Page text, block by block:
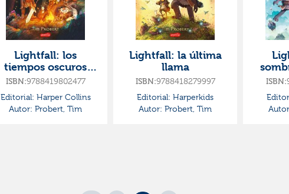
Lightfall: los
tiempos oscuros
(libro 3)
ISBN:9788419802477
Editorial: Harper Collins
Autor: Probert, Tim
Lightfall: la última
llama
ISBN:9788418279997
Editorial: Harperkids
Autor: Probert, Tim
ISBN: